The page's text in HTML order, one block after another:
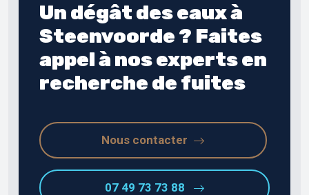
Un dégât des eaux à
Steenvoorde ? Faites
appel à nos experts en
recherche de fuites
Nous contacter
07 49 73 73 88